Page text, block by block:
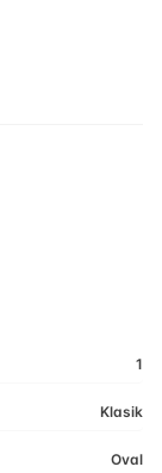
1
Klasik
Oval